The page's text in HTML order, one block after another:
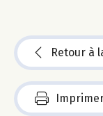
Retour à